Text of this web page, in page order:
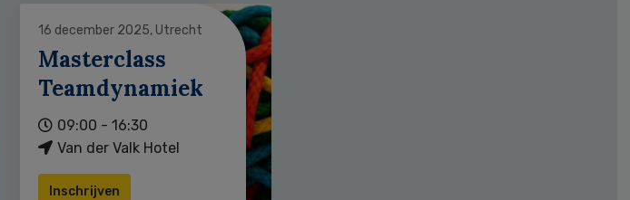
16 december 2025, Utrecht
Masterclass
Teamdynamiek
09:00 - 16:30
Van der Valk Hotel
Inschrijven